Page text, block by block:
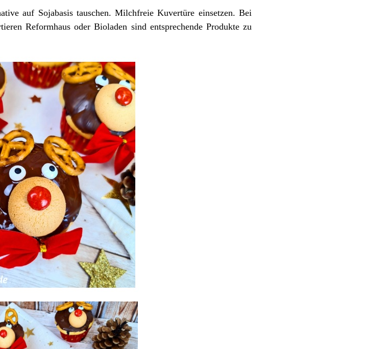
auf Sojabasis tauschen. Milchfreie Kuvertüre einsetzen. Bei
Reformhaus oder Bioladen sind entsprechende Produkte zu